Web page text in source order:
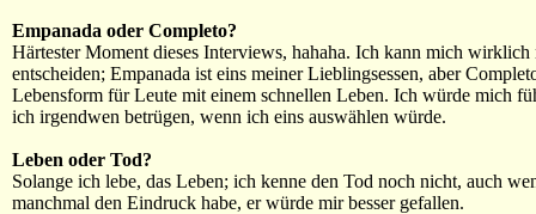
Empanada oder Completo?
Härtester Moment dieses Interviews, hahaha. Ich kann mich wirklich
entscheiden; Empanada ist eins meiner Lieblingsessen, aber
Lebensform für Leute mit einem schnellen Leben. Ich würde mich
ich irgendwen betrügen, wenn ich eins auswählen würde.
Leben oder Tod?
Solange ich lebe, das Leben; ich kenne den Tod noch nicht, auch
manchmal den Eindruck habe, er würde mir besser gefallen.